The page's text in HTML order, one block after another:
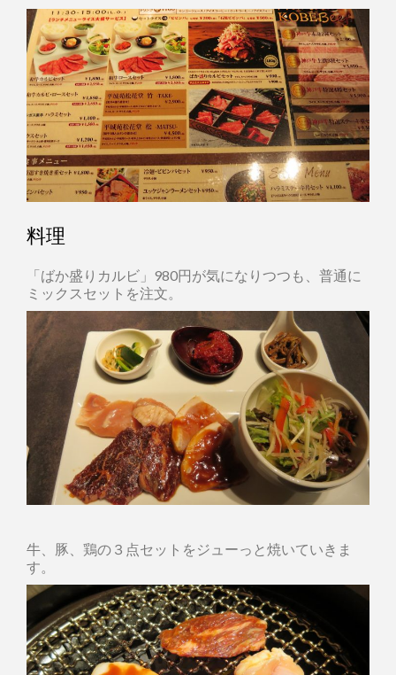
料理
「ばか盛りカルビ」980円が気になりつつも、普通に
ミックスセットを注文。
牛、豚、鶏の３点セットをジューっと焼いていきま
す。